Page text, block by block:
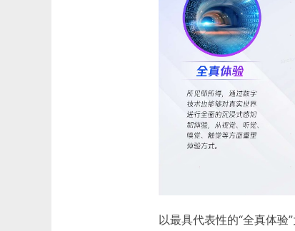
以最具代表性的“全真体验